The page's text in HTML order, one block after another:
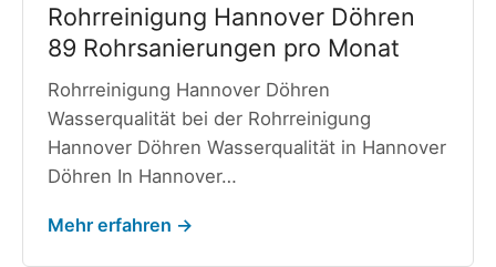
Rohrreinigung Hannover Döhren
89 Rohrsanierungen pro Monat
Rohrreinigung Hannover Döhren
Wasserqualität bei der Rohrreinigung
Hannover Döhren Wasserqualität in Hannover
Döhren In Hannover…
Mehr erfahren →